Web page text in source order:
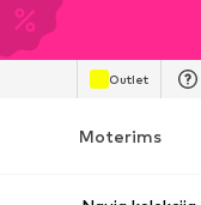
Outlet
Moterims